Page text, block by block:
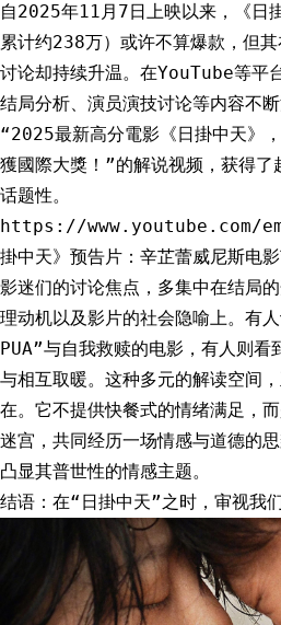
自2025年11月7日上映以来，《日
累计约238万）或许不算爆款，但
讨论却持续升温。在YouTube等平
结局分析、演员演技讨论等内容不
“2025最新高分電影《日掛中天》
獲國際大獎！”的解说视频，获得
话题性。
https://www.youtube.com/
掛中天》预告片：辛芷蕾威尼斯电
影迷们的讨论焦点，多集中在结局
理动机以及影片的社会隐喻上。有
PUA”与自我救赎的电影，有人则
与相互取暖。这种多元的解读空间
在。它不提供快餐式的情绪满足，
迷宫，共同经历一场情感与道德的
凸显其普世性的情感主题。
结语：在“日掛中天”之时，审视我